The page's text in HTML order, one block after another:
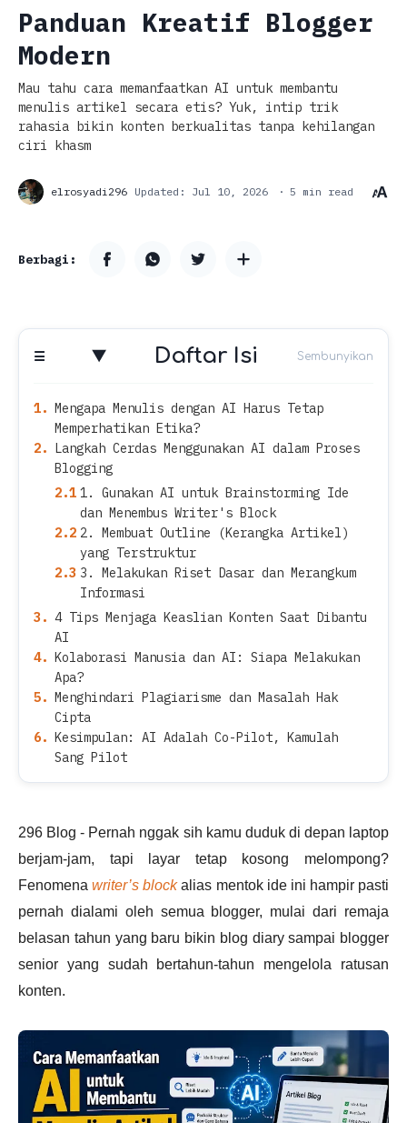
Panduan Kreatif Blogger
Modern
Mau tahu cara memanfaatkan AI untuk membantu
menulis artikel secara etis? Yuk, intip trik
rahasia bikin konten berkualitas tanpa kehilangan
ciri khasm
5 min read
Daftar Isi
Mengapa Menulis dengan AI Harus Tetap
Memperhatikan Etika?
Langkah Cerdas Menggunakan AI dalam Proses
Blogging
1. Gunakan AI untuk Brainstorming Ide
dan Menembus Writer's Block
2. Membuat Outline (Kerangka Artikel)
yang Terstruktur
3. Melakukan Riset Dasar dan Merangkum
Informasi
4 Tips Menjaga Keaslian Konten Saat Dibantu
AI
Kolaborasi Manusia dan AI: Siapa Melakukan
Apa?
Menghindari Plagiarisme dan Masalah Hak
Cipta
Kesimpulan: AI Adalah Co-Pilot, Kamulah
Sang Pilot
296 Blog - Pernah nggak sih kamu duduk di depan laptop
berjam-jam, tapi layar tetap kosong melompong?
Fenomenawriter’s blockalias mentok ide ini hampir pasti
pernah dialami oleh semua blogger, mulai dari remaja
belasan tahun yang baru bikin blog diary sampai blogger
senior yang sudah bertahun-tahun mengelola ratusan
konten.